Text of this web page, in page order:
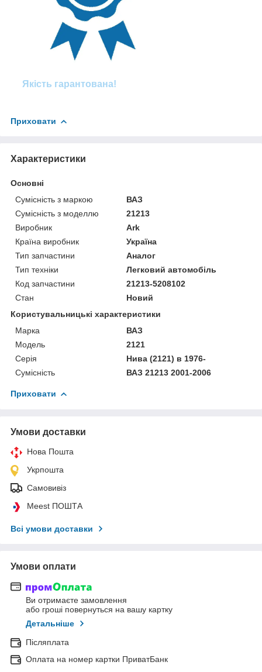
Якість гарантована!
Приховати
Характеристики
Основні
Сумісність з маркою
ВАЗ
Сумісність з моделлю
21213
Виробник
Ark
Країна виробник
Україна
Тип запчастини
Аналог
Тип техніки
Легковий автомобіль
Код запчастини
21213-5208102
Стан
Новий
Користувальницькі характеристики
Марка
ВАЗ
Модель
2121
Серія
Нива (2121) в 1976-
Сумісність
ВАЗ 21213 2001-2006
Приховати
Умови доставки
Нова Пошта
Укрпошта
Самовивіз
Meest ПОШТА
Всі умови доставки
Умови оплати
Ви отримаєте замовлення
або гроші повернуться на вашу картку
Детальніше
Післяплата
Оплата на номер картки ПриватБанк